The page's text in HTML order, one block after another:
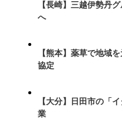
【長崎】三越伊勢丹
へ
【熊本】薬草で地域
協定
【大分】日田市の「
業